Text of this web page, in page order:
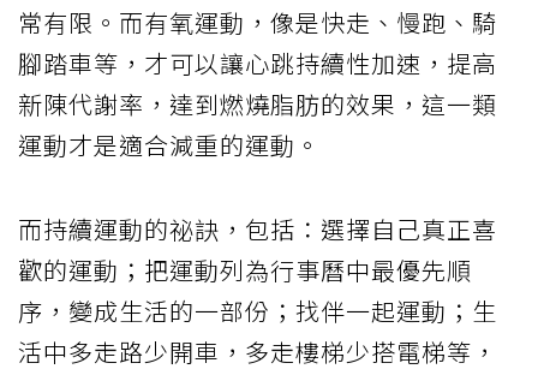
常有限。而有氧運動，像是快走、慢跑、騎
腳踏車等，才可以讓心跳持續性加速，提高
新陳代謝率，達到燃燒脂肪的效果，這一類
運動才是適合減重的運動。
而持續運動的祕訣，包括：選擇自己真正喜
歡的運動；把運動列為行事曆中最優先順
序，變成生活的一部份；找伴一起運動；生
活中多走路少開車，多走樓梯少搭電梯等，